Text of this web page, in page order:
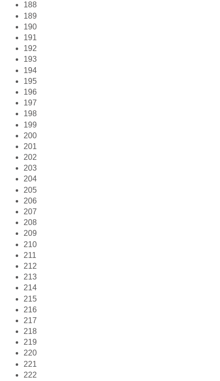
188
189
190
191
192
193
194
195
196
197
198
199
200
201
202
203
204
205
206
207
208
209
210
211
212
213
214
215
216
217
218
219
220
221
222